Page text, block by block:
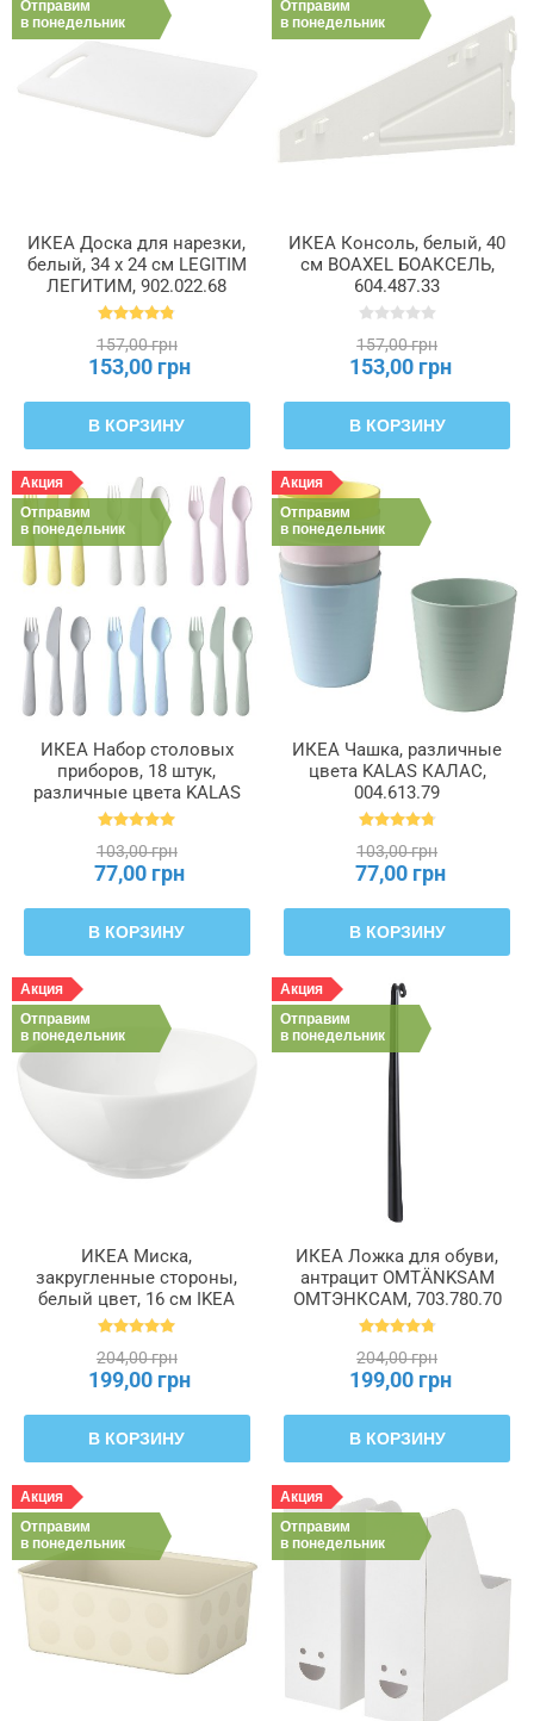
Отправим
в понедельник
ИКЕА Доска для нарезки,
белый, 34 x 24 см LEGITIM
ЛЕГИТИМ, 902.022.68
157,00 грн
153,00 грн
В КОРЗИНУ
Отправим
в понедельник
ИКЕА Консоль, белый, 40
см BOAXEL БОАКСЕЛЬ,
604.487.33
157,00 грн
153,00 грн
В КОРЗИНУ
Акция
Отправим
в понедельник
ИКЕА Набор столовых
приборов, 18 штук,
различные цвета KALAS
КАЛАС, 704.613.85
103,00 грн
77,00 грн
В КОРЗИНУ
Акция
Отправим
в понедельник
ИКЕА Чашка, различные
цвета KALAS КАЛАС,
004.613.79
103,00 грн
77,00 грн
В КОРЗИНУ
Акция
Отправим
в понедельник
ИКЕА Миска,
закругленные стороны,
белый цвет, 16 см IKEA
365+, 202.783.51
204,00 грн
199,00 грн
В КОРЗИНУ
Акция
Отправим
в понедельник
ИКЕА Ложка для обуви,
антрацит OMTÄNKSAM
ОМТЭНКСАМ, 703.780.70
204,00 грн
199,00 грн
В КОРЗИНУ
Акция
Отправим
в понедельник
Акция
Отправим
в понедельник